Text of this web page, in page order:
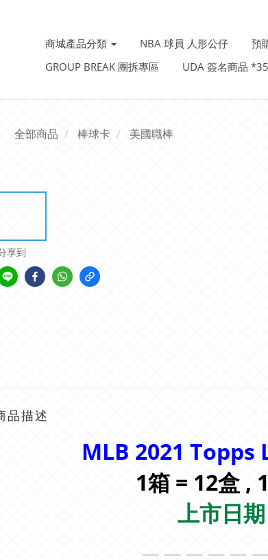
商城產品分類 NBA 球員 人形公仔 預
GROUP BREAK 團拆專區
UDA 簽名商品 *35
全部商品 棒球卡 美國職棒
享到
品描述
MLB 2021
1箱 = 12盒 ,
上市日